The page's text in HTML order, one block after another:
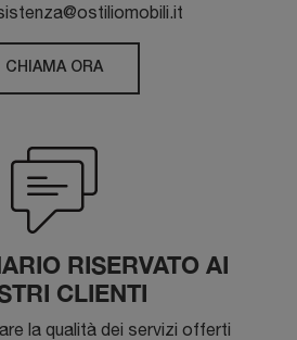
CHIAMA ORA
RISERVATO AI
CLIENTI
la qualità dei servizi offerti